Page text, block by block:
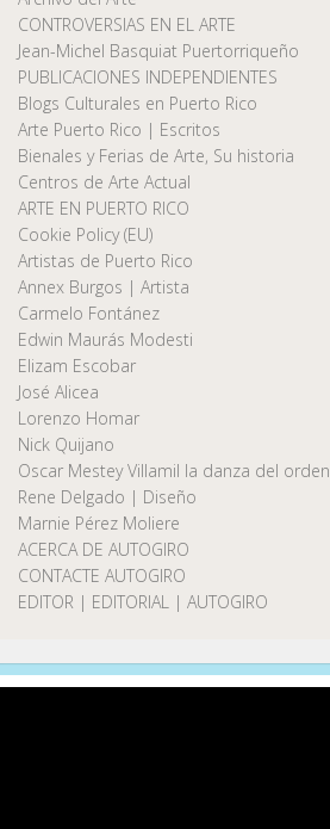
CONTROVERSIAS EN EL ARTE
Jean-Michel Basquiat Puertorriqueño
PUBLICACIONES INDEPENDIENTES
Blogs Culturales en Puerto Rico
Arte Puerto Rico | Escritos
Bienales y Ferias de Arte, Su historia
Centros de Arte Actual
ARTE EN PUERTO RICO
Cookie Policy (EU)
Artistas de Puerto Rico
Annex Burgos | Artista
Carmelo Fontánez
Edwin Maurás Modesti
Elizam Escobar
José Alicea
Lorenzo Homar
Nick Quijano
Oscar Mestey Villamil la danza del orden
Rene Delgado | Diseño
Marnie Pérez Moliere
ACERCA DE AUTOGIRO
CONTACTE AUTOGIRO
EDITOR | EDITORIAL | AUTOGIRO